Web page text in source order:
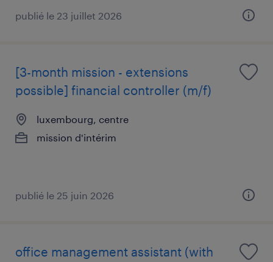
publié le 23 juillet 2026
[3-month mission - extensions
possible] financial controller (m/f)
luxembourg, centre
mission d'intérim
publié le 25 juin 2026
office management assistant (with